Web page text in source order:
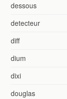
dessous
detecteur
diff
dium
dixi
douglas